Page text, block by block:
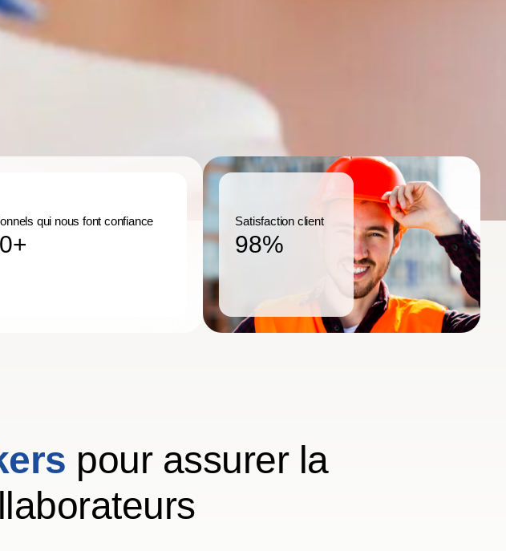
qui nous font confiance Satisfaction client
98%
pour assurer la